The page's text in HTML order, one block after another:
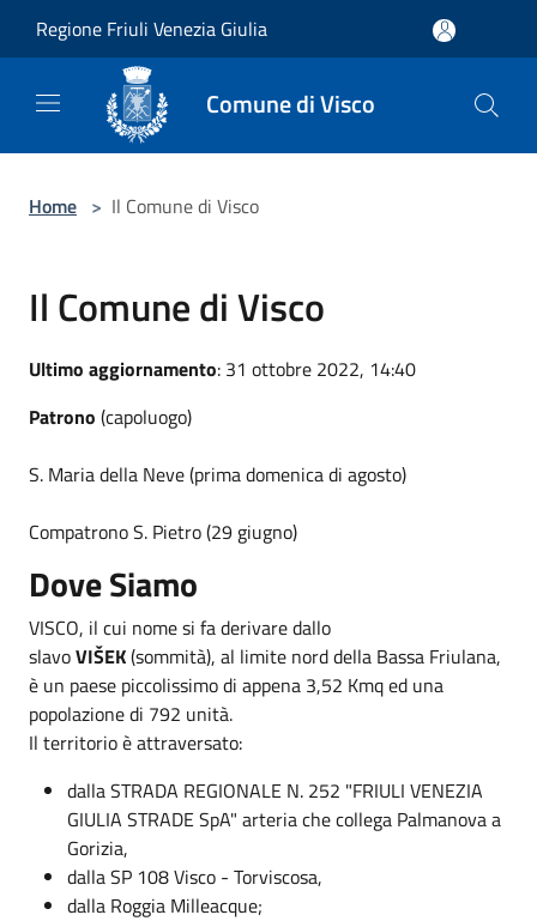
Regione Friuli Venezia Giulia
Comune di Visco
Home > Il Comune di Visco
Il Comune di Visco
Ultimo aggiornamento: 31 ottobre 2022, 14:40
Patrono (capoluogo)
S. Maria della Neve (prima domenica di agosto)
Compatrono S. Pietro (29 giugno)
Dove Siamo
VISCO, il cui nome si fa derivare dallo
slavoVIŠEK(sommità), al limite nord della Bassa Friulana,
è un paese piccolissimo di appena 3,52 Kmq ed una
popolazione di 792 unità.
Il territorio è attraversato:
dalla STRADA REGIONALE N. 252 "FRIULI VENEZIA
GIULIA STRADE SpA" arteria che collega Palmanova a
Gorizia,
dalla SP 108 Visco - Torviscosa,
dalla Roggia Milleacque;